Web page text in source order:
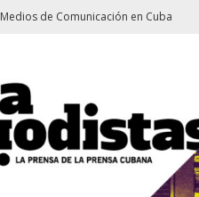
Medios de Comunicación en Cuba